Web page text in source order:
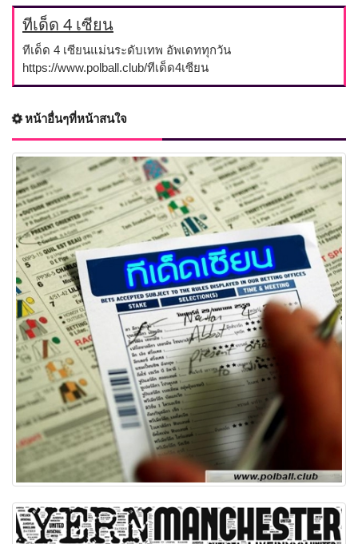
ทีเด็ด 4 เซียน
ทีเด็ด 4 เซียนแม่นระดับเทพ อัพเดททุกวัน
https://www.polball.club/ทีเด็ด4เซียน
หน้าอื่นๆที่หน้าสนใจ